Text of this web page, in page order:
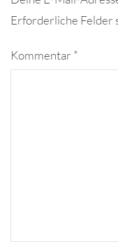
Erforderliche Felder
Kommentar *